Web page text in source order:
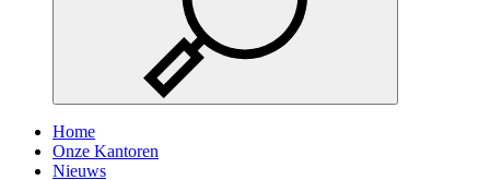
Home
Onze Kantoren
Nieuws